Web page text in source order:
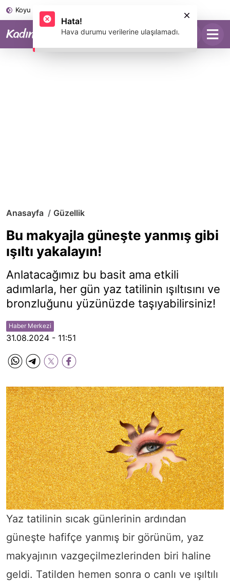
Koyu Mod
Anasayfa Güzellik
Bu makyajla güneşte yanmış gibi
ışıltı yakalayın!
Anlatacağımız bu basit ama etkili
adımlarla, her gün yaz tatilinin ışıltısını ve
bronzluğunu yüzünüzde taşıyabilirsiniz!
Haber Merkezi
31.08.2024 - 11:51
Yaz tatilinin sıcak günlerinin ardından
güneşte hafifçe yanmış bir görünüm, yaz
makyajının vazgeçilmezlerinden biri haline
geldi. Tatilden hemen sonra o canlı ve ışıltılı